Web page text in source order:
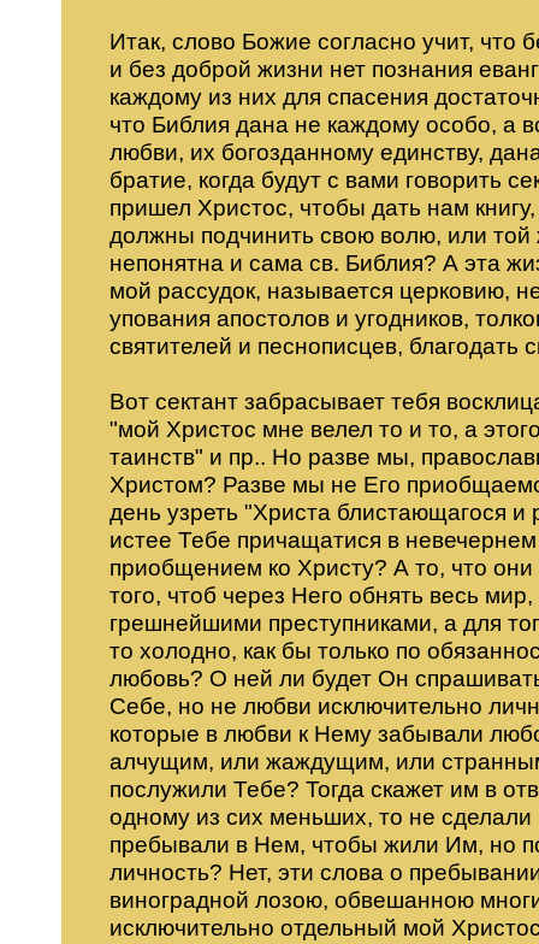
Итак, слово Божие согласно учит, что
и без доброй жизни нет познания
каждому из них для спасения
что Библия дана не каждому особо, а
любви, их богозданному единству,
братие, когда будут с вами говорить
пришел Христос, чтобы дать нам
должны подчинить свою волю, или той
непонятна и сама св. Библия? А эта
мой рассудок, называется церковию,
упования апостолов и угодников,
святителей и песнописцев, благодать
Вот сектант забрасывает тебя
"мой Христос мне велел то и то, а
таинств" и пр.. Но разве мы,
Христом? Разве мы не Его
день узреть "Христа блистающагося
истее Тебе причащатися в
приобщением ко Христу? А то, что
того, чтоб через Него обнять весь
грешнейшими преступниками, а для
то холодно, как бы только по
любовь? О ней ли будет Он
Себе, но не любви исключительно
которые в любви к Нему забывали
алчущим, или жаждущим, или
послужили Тебе? Тогда скажет им в
одному из сих меньших, то не
пребывали в Нем, чтобы жили Им, но
личность? Нет, эти слова о
виноградной лозою, обвешанною
исключительно отдельный мой